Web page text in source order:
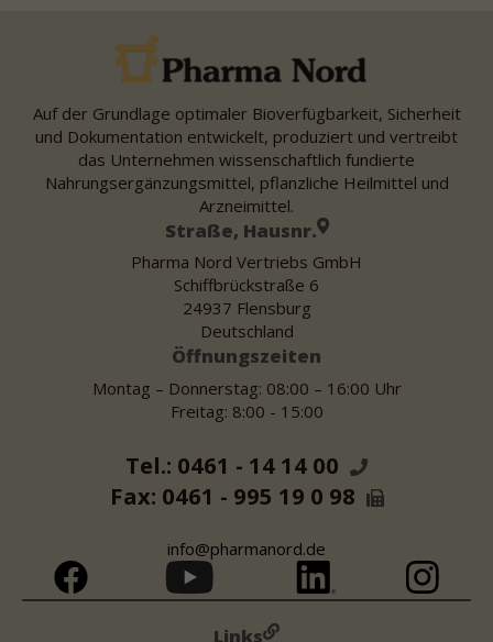
Auf der Grundlage optimaler Bioverfügbarkeit, Sicherheit
und Dokumentation entwickelt, produziert und vertreibt
das Unternehmen wissenschaftlich fundierte
Nahrungsergänzungsmittel, pflanzliche Heilmittel und
Arzneimittel.
Straße, Hausnr.
Pharma Nord Vertriebs GmbH
Schiffbrückstraße 6
24937 Flensburg
Deutschland
Öffnungszeiten
Montag – Donnerstag: 08:00 – 16:00 Uhr
Freitag: 8:00 - 15:00
Tel.: 0461 - 14 14 00
Fax: 0461 - 995 19 0 98
info@pharmanord.de
Links